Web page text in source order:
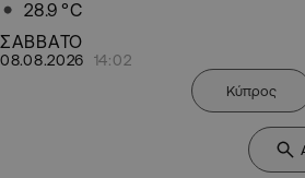
28.9 °C
ΣΑΒΒΑΤΟ
08.08.2026 14:02
Κύπρος